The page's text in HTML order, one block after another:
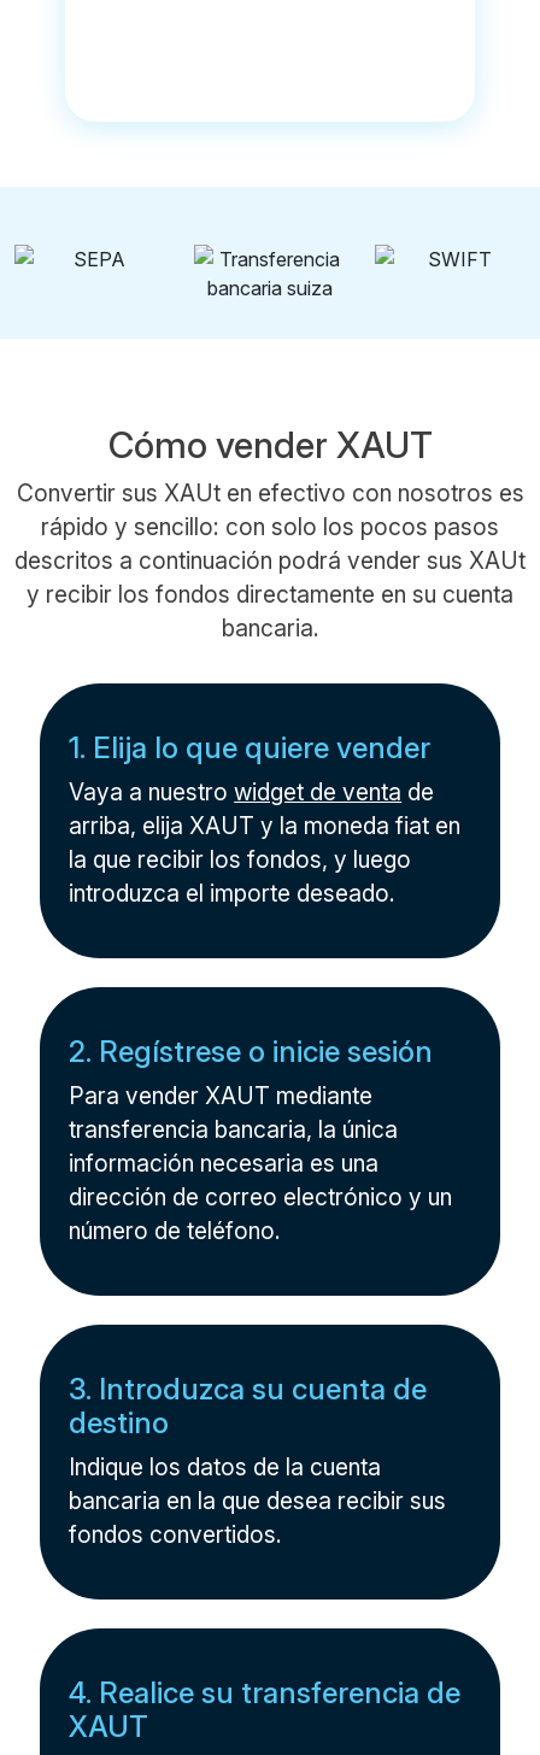
Cómo vender XAUT
Convertir sus XAUt en efectivo con nosotros es
rápido y sencillo: con solo los pocos pasos
descritos a continuación podrá vender sus XAUt
y recibir los fondos directamente en su cuenta
bancaria.
1. Elija lo que quiere vender
Vaya a nuestrowidget de venta de
arriba, elija XAUT y la moneda fiat en
la que recibir los fondos, y luego
introduzca el importe deseado.
2. Regístrese o inicie sesión
Para vender XAUT mediante
transferencia bancaria, la única
información necesaria es una
dirección de correo electrónico y un
número de teléfono.
3. Introduzca su cuenta de
destino
Indique los datos de la cuenta
bancaria en la que desea recibir sus
fondos convertidos.
4. Realice su transferencia de
XAUT